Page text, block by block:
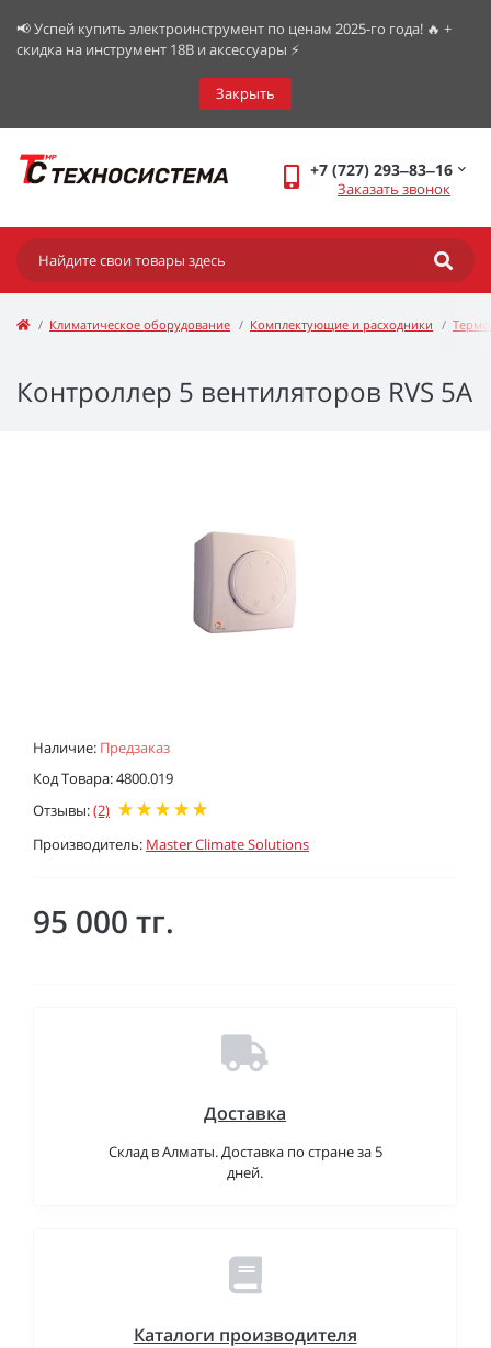
📢 Успей купить электроинструмент по ценам 2025-го года! 🔥 +
скидка на инструмент 18В и аксессуары ⚡️
Закрыть
+7 (727) 293‒83‒16
Заказать звонок
Климатическое оборудование Комплектующие и расходники
Контроллер 5 вентиляторов RVS 5A
Наличие: Предзаказ
Код Товара: 4800.019
Отзывы:(2)
Производитель: Master Climate Solutions
95 000 тг.
Доставка
Склад в Алматы. Доставка по стране за 5
дней.
Каталоги производителя